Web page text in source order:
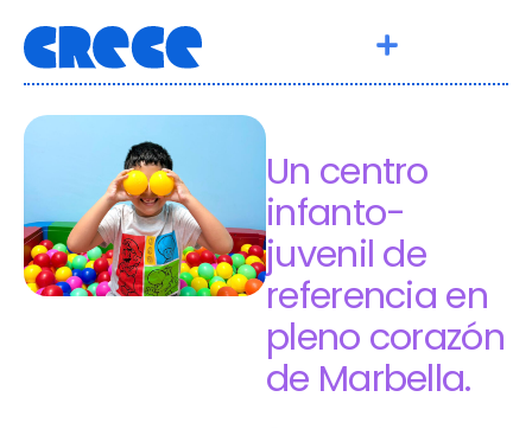
Un centro
infanto-
juvenil de
referencia en
pleno corazón
de Marbella.